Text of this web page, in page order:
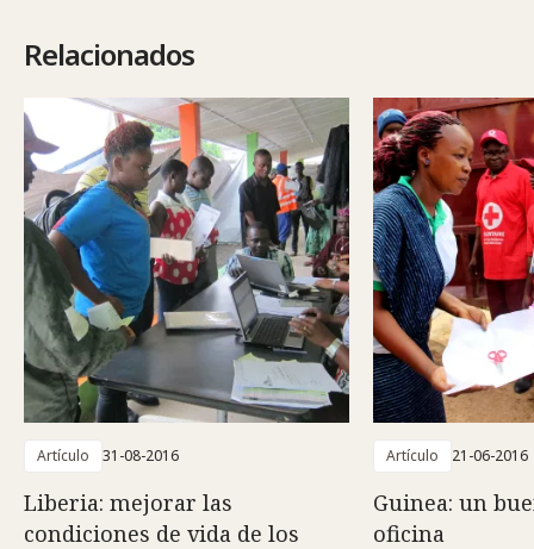
Relacionados
Artículo 31-08-2016
Liberia: mejorar las
condiciones de vida de los
Artículo 21-06-2016
Guinea: un
oficina